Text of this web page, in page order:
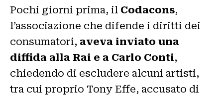
Pochi giorni prima, il Codacons,
l’associazione che difende i diritti dei
consumatori, aveva inviato una
diffida alla Rai e a Carlo Conti,
chiedendo di escludere alcuni artisti,
tra cui proprio Tony Effe, accusato di